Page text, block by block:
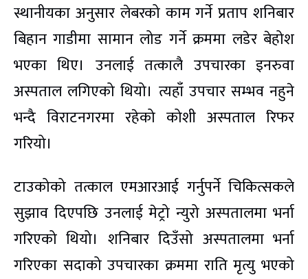
स्थानीयका अनुसार लेबरको काम गर्ने प्रताप शनिबार
बिहान गाडीमा सामान लोड गर्ने क्रममा लडेर बेहोश
भएका थिए। उनलाई तत्कालै उपचारका इनरुवा
अस्पताल लगिएको थियो। त्यहाँ उपचार सम्भव नहुने
भन्दै विराटनगरमा रहेको कोशी अस्पताल रिफर
गरियो।
टाउकोको तत्काल एमआरआई गर्नुपर्ने चिकित्सकले
सुझाव दिएपछि उनलाई मेट्रो न्युरो अस्पतालमा भर्ना
गरिएको थियो। शनिबार दिउँसो अस्पतालमा भर्ना
गरिएका सदाको उपचारका क्रममा राति मृत्यु भएको